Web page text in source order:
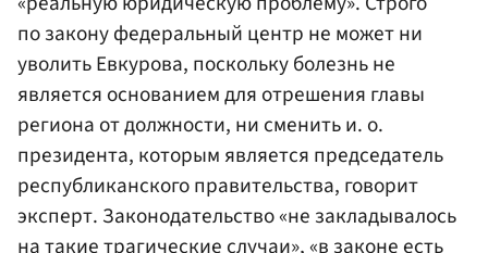
по закону федеральный центр не может ни
уволить Евкурова, поскольку болезнь не
является основанием для отрешения главы
региона от должности, ни сменить и. о.
президента, которым является председатель
республиканского правительства, говорит
эксперт. Законодательство «не закладывалось
на такие трагические случаи», «в законе есть